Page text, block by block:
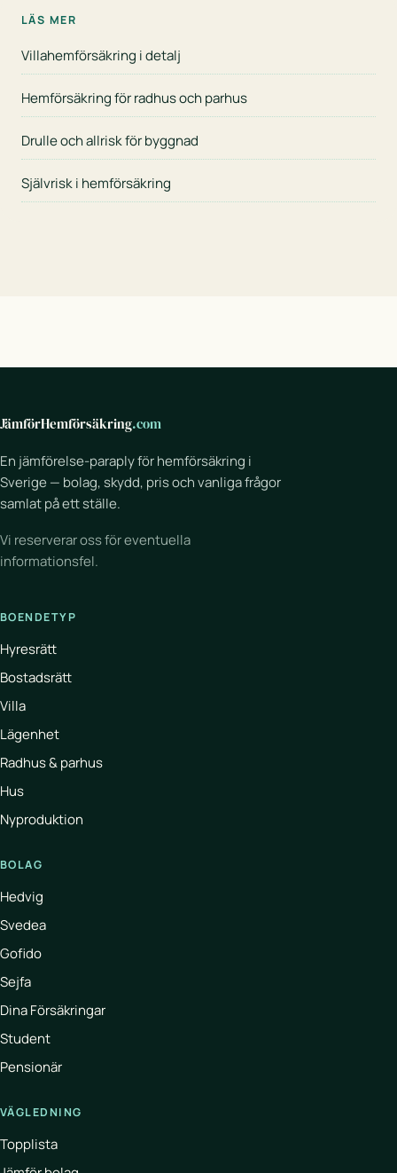
LÄS MER
Villahemförsäkring i detalj
Hemförsäkring för radhus och parhus
Drulle och allrisk för byggnad
Självrisk i hemförsäkring
JämförHemförsäkring.com
En jämförelse-paraply för hemförsäkring i
Sverige — bolag, skydd, pris och vanliga frågor
samlat på ett ställe.
Vi reserverar oss för eventuella
informationsfel.
BOENDETYP
Hyresrätt
Bostadsrätt
Villa
Lägenhet
Radhus & parhus
Hus
Nyproduktion
BOLAG
Hedvig
Svedea
Gofido
Sejfa
Dina Försäkringar
Student
Pensionär
VÄGLEDNING
Topplista